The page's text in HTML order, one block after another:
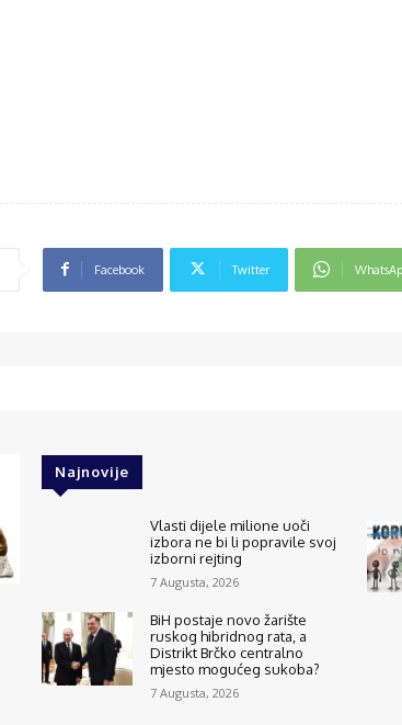
Facebook Twitter
Najnovije
Vlasti dijele milione uoči
izbora ne bi li popravile svoj
izborni rejting
7 Augusta, 2026
BiH postaje novo žarište
ruskog hibridnog rata, a
Distrikt Brčko centralno
mjesto mogućeg sukoba?
7 Augusta, 2026